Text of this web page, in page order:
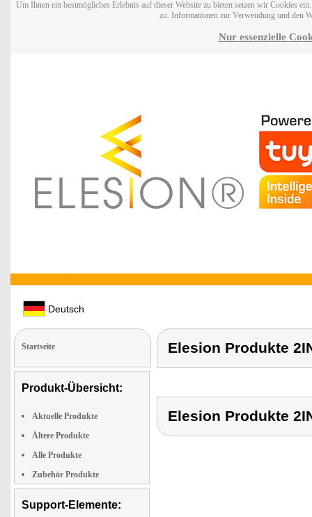
Um Ihnen ein bestmögliches Erlebnis auf dieser Website zu bieten setzen wir Cookies
zu. Informationen zur Verwendung und den
Nur essenzielle
Deutsch
Startseite
Produkt-Übersicht:
Aktuelle Produkte
Ältere Produkte
Alle Produkte
Zubehör Produkte
Support-Elemente:
Elesion Produkte
Elesion Produkte